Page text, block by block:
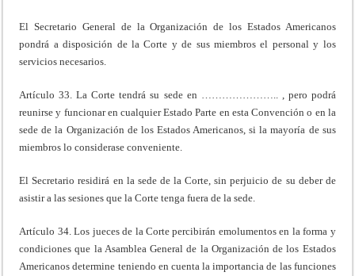
El Secretario General de la Organización de los Estados Americanos
pondrá a disposición de la Corte y de sus miembros el personal y los
servicios necesarios.
Artículo 33. La Corte tendrá su sede en ………………….. , pero podrá
reunirse y funcionar en cualquier Estado Parte en esta Convención o en la
sede de la Organización de los Estados Americanos, si la mayoría de sus
miembros lo considerase conveniente.
El Secretario residirá en la sede de la Corte, sin perjuicio de su deber de
asistir a las sesiones que la Corte tenga fuera de la sede.
Artículo 34. Los jueces de la Corte percibirán emolumentos en la forma y
condiciones que la Asamblea General de la Organización de los Estados
Americanos determine teniendo en cuenta la importancia de las funciones